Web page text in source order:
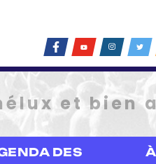
et bien
DES
À